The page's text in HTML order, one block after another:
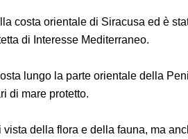
costa orientale di Siracusa ed è
di Interesse Mediterraneo.
lungo la parte orientale della
di mare protetto.
vista della flora e della fauna, ma